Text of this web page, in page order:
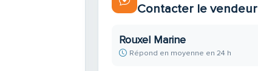
Contacter le vendeur
Rouxel Marine
Répond en moyenne en 24 h